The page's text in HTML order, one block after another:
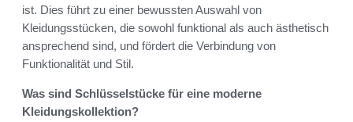
ist. Dies führt zu einer bewussten Auswahl von
Kleidungsstücken, die sowohl funktional als auch ästhetisch
ansprechend sind, und fördert die Verbindung von
Funktionalität und Stil.
Was sind Schlüsselstücke für eine moderne
Kleidungskollektion?